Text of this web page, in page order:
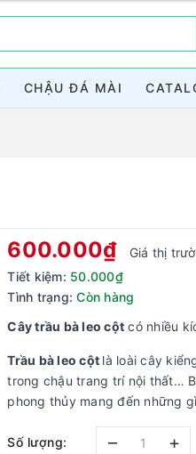
CHẬU ĐÁ MÀI
600.000₫ Giá thị
Tiết kiệm: 50.000₫
Tình trạng: Còn hàng
Cây trầu bà leo cột có nhiều
Trầu bà leo cột là loài cây
trong chậu trang trí nội thất…
phong thủy mang đến những
Số lượng: – +